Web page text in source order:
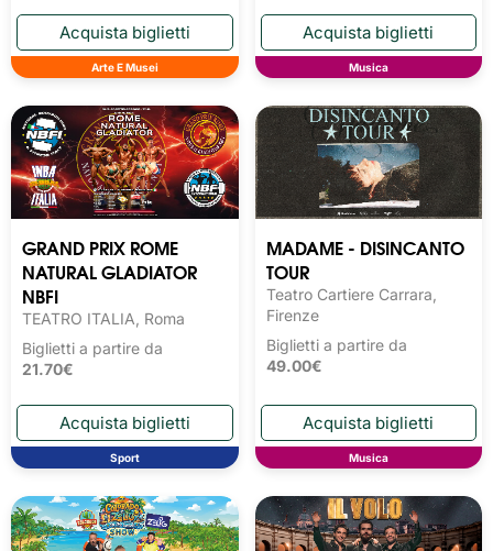
Arte E Musei Musica
GRAND PRIX ROME
NATURAL GLADIATOR
NBFI
TEATRO ITALIA, Roma
Biglietti a partire da
21.70€
Sport
MADAME - DISINCANTO
TOUR
Teatro Cartiere Carrara,
Firenze
Biglietti a partire da
49.00€
Musica